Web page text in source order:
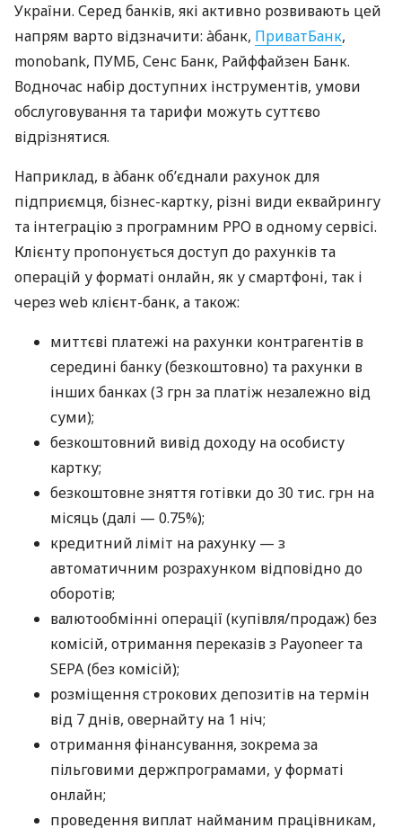
України. Серед банків, які активно розвивають цей
напрям варто відзначити: àбанк, ПриватБанк,
monobank, ПУМБ, Сенс Банк, Райффайзен Банк.
Водночас набір доступних інструментів, умови
обслуговування та тарифи можуть суттєво
відрізнятися.
Наприклад, в àбанк об’єднали рахунок для
підприємця, бізнес-картку, різні види еквайрингу
та інтеграцію з програмним РРО в одному сервісі.
Клієнту пропонується доступ до рахунків та
операцій у форматі онлайн, як у смартфоні, так і
через web клієнт-банк, а також:
миттєві платежі на рахунки контрагентів в
середині банку (безкоштовно) та рахунки в
інших банках (3 грн за платіж незалежно від
суми);
безкоштовний вивід доходу на особисту
картку;
безкоштовне зняття готівки до 30 тис. грн на
місяць (далі — 0.75%);
кредитний ліміт на рахунку — з
автоматичним розрахунком відповідно до
оборотів;
валютообмінні операції (купівля/продаж) без
комісій, отримання переказів з Payoneer та
SEPA (без комісій);
розміщення строкових депозитів на термін
від 7 днів, овернайту на 1 ніч;
отримання фінансування, зокрема за
пільговими держпрограмами, у форматі
онлайн;
проведення виплат найманим працівникам,